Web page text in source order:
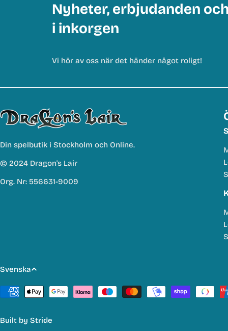
Nyheter, erbjudanden och
i inkorgen
Vi hör av oss när det händer något roligt!
Din spelbutik i Stockholm och Online.
© 2024 Dragon's Lair
Org. Nr: 556631-9009
S
p
r
Svenska
Betalmetoder
Built by Stride